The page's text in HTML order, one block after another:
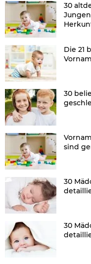
30
Die 21
30
sind
30
30